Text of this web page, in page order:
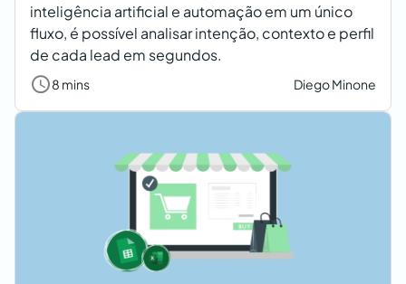
inteligência artificial e automação em um único
fluxo, é possível analisar intenção, contexto e perfil
de cada lead em segundos.
8 mins Diego Minone